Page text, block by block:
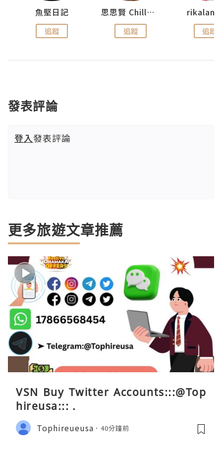
魚堅日記
追蹤
思思賢 ChillMyBabe
追蹤 追蹤
發表評論
登入發表評論
更多旅遊文章推薦
VSN Buy Twitter Accounts:::@Top
hireusa::: .
Tophireueusa 40分鐘前